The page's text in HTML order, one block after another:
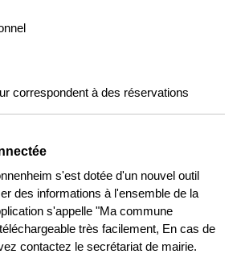
correspondent à des réservations
s'est dotée d'un nouvel outil
des informations à l'ensemble de la
s'appelle "Ma commune
très facilement, En cas de
contactez le secrétariat de mairie.